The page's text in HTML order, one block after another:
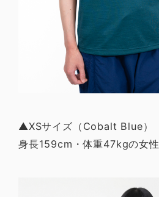
▲XSサイズ（Cobalt Blue）
身長159cm・体重47kgの女性